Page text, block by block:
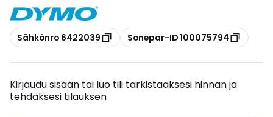
Kopioi
Sähkönro 6422039 Kopioi
Sonepar-ID 100075794
Kirjaudu sisään tai luo tili tarkistaaksesi hinnan ja
tehdäksesi tilauksen